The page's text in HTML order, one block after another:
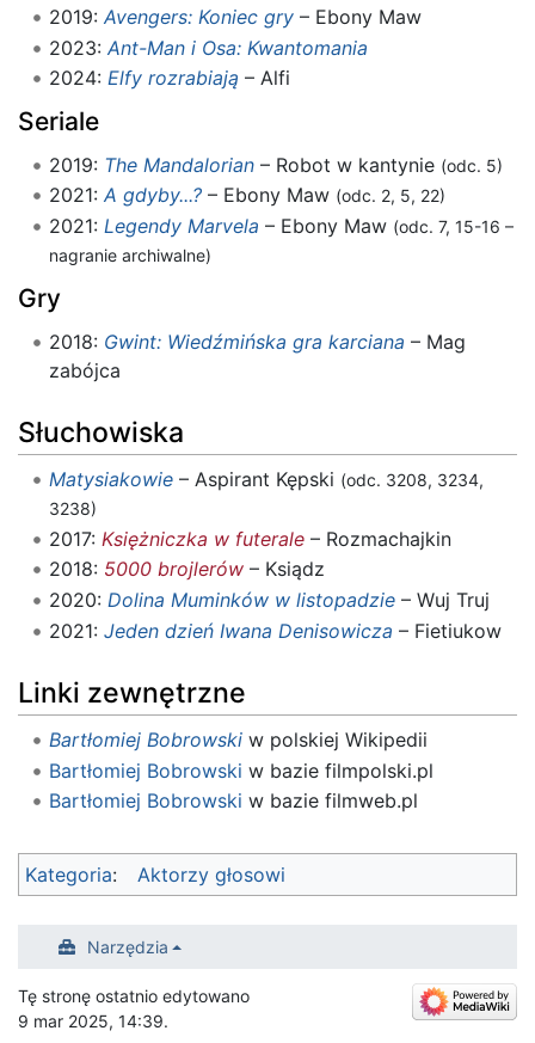
2019: Avengers: Koniec gry– Ebony Maw
2023: Ant-Man i Osa: Kwantomania
2024: Elfy rozrabiają – Alfi
Seriale
2019: The Mandalorian– Robot w kantynie (odc. 5)
2021: A gdyby...?– Ebony Maw (odc. 2, 5, 22)
2021: Legendy Marvela – Ebony Maw (odc. 7, 15-16 –
nagranie archiwalne)
Gry
2018: Gwint: Wiedźmińska gra karciana – Mag
zabójca
Słuchowiska
Matysiakowie– Aspirant Kępski (odc. 3208, 3234,
3238)
2017: Księżniczka w futerale– Rozmachajkin
2018: 5000 brojlerów– Ksiądz
2020: Dolina Muminków w listopadzie– Wuj Truj
2021: Jeden dzień Iwana Denisowicza – Fietiukow
Linki zewnętrzne
Bartłomiej Bobrowskiw polskiej Wikipedii
Bartłomiej Bobrowski w bazie filmpolski.pl
Bartłomiej Bobrowski w bazie filmweb.pl
Kategoria: Aktorzy głosowi
Narzędzia
Tę stronę ostatnio edytowano
9 mar 2025, 14:39.